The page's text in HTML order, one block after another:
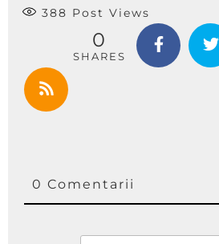
388 Post Views
0
SHARES
0 Comentarii